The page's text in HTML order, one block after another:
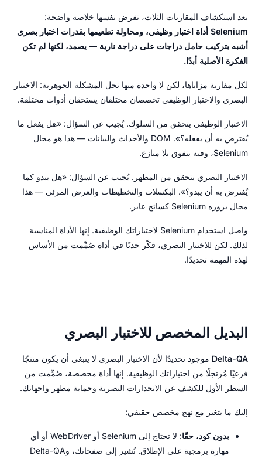
بعد استكشاف المقاربات الثلاث، تفرض نفسها خلاصة واضحة:
Selenium أداة اختبار وظيفي، ومحاولة تطعيمها بقدرات اختبار بصري
أشبه بتركيب حامل دراجات على دراجة نارية — يصمد، لكنها لم تكن
الفكرة الأصلية أبدًا.
لكل مقاربة مزاياها، لكن لا واحدة منها تحل المشكلة الجوهرية: الاختبار
البصري والاختبار الوظيفي تخصصان مختلفان يستحقان أدوات مختلفة.
الاختبار الوظيفي يتحقق من السلوك. يُجيب عن السؤال: «هل يفعل ما
يُفترض به أن يفعله؟». DOM والأحداث والبيانات — هذا هو مجال
Selenium، وفيه يتفوق بلا منازع.
الاختبار البصري يتحقق من المظهر. يُجيب عن السؤال: «هل يبدو كما
يُفترض به أن يبدو؟». البكسلات والتخطيطات والعرض المرئي — هذا
مجال يزوره Selenium كسائح عابر.
واصل استخدام Selenium لاختباراتك الوظيفية. إنها الأداة المناسبة
لذلك. لكن للاختبار البصري، فكّر جديًا في أداة صُمِّمت من الأساس
لهذه المهمة تحديدًا.
البديل المخصص للاختبار البصري
Delta-QA موجود تحديدًا لأن الاختبار البصري لا ينبغي أن يكون منتجًا
فرعيًا مُرتجلًا من اختباراتك الوظيفية. إنها أداة مخصصة، صُمِّمت من
السطر الأول للكشف عن الانحدارات البصرية وحماية مظهر واجهاتك.
إليك ما يتغير مع نهج مخصص حقيقي:
بدون كود، حقًا
: لا تحتاج إلى Selenium أو WebDriver أو أي
مهارة برمجية على الإطلاق. تُشير إلى صفحاتك، وDelta-QA